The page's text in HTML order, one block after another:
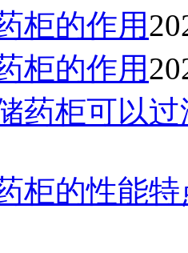
柜的作用
柜的作用
药柜可以过
柜的性能